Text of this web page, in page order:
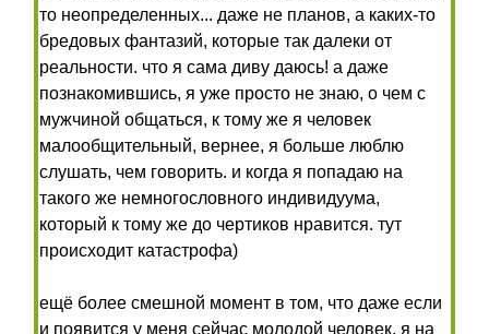
то неопределенных... даже не планов, а каких-то
бредовых фантазий, которые так далеки от
реальности. что я сама диву даюсь! а даже
познакомившись, я уже просто не знаю, о чем с
мужчиной общаться, к тому же я человек
малообщительный, вернее, я больше люблю
слушать, чем говорить. и когда я попадаю на
такого же немногословного индивидуума,
который к тому же до чертиков нравится. тут
происходит катастрофа)
ещё более смешной момент в том, что даже если
и появится у меня сейчас молодой человек, я на